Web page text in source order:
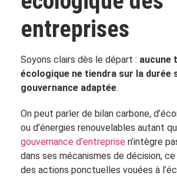
entreprises
Soyons clairs dès le départ : aucune
écologique ne tiendra sur la durée
gouvernance adaptée.
On peut parler de bilan carbone,
ou d’énergies renouvelables autant
gouvernance d’entreprise n’intègre
dans ses mécanismes de décision,
des actions ponctuelles vouées à